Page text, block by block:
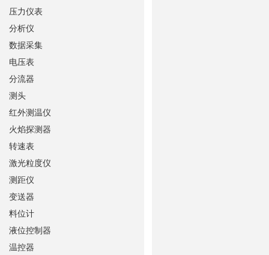
压力仪表
分析仪
数据采集
电压表
分流器
测头
红外测温仪
火焰探测器
转速表
激光粒度仪
测距仪
变送器
料位计
液位控制器
温控器